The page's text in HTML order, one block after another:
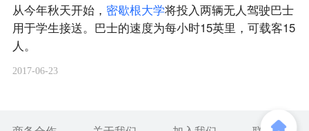
从今年秋天开始， 密歇根大学将投入两辆无人驾驶巴士
用于学生接送。巴士的速度为每小时15英里，可载客15
人。
2017-06-23